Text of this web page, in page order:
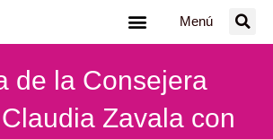
Menú
de la Consejera
Zavala con